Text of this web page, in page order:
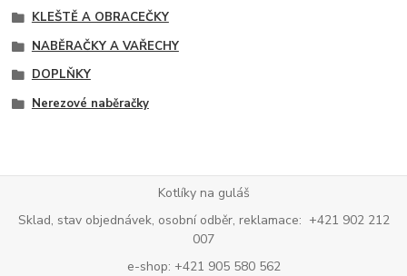
KLEŠTĚ A OBRACEČKY
NABĚRAČKY A VAŘECHY
DOPLŇKY
Nerezové naběračky
Kotlíky na guláš
Sklad, stav objednávek, osobní odběr, reklamace: +421 902 212
007
e-shop: +421 905 580 562